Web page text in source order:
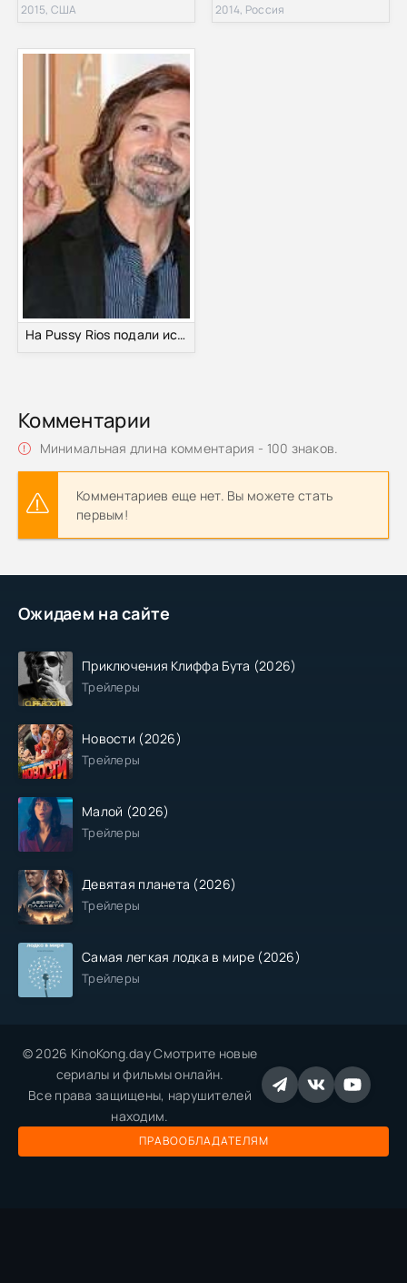
Ожидаем на сайте
Приключения Клиффа Бута (2026)
Трейлеры
Новости (2026)
Трейлеры
Малой (2026)
Трейлеры
Девятая планета (2026)
Трейлеры
Самая легкая лодка в мире (2026)
Трейлеры
2015, США 2014, Россия
На Pussy Rios подали исковое заявление в суд
Комментарии
Минимальная длина комментария - 100 знаков.
Комментариев еще нет. Вы можете стать
первым!
© 2026 KinoKong.day Смотрите новые
сериалы и фильмы онлайн.
Все права защищены, нарушителей
находим.
ПРАВООБЛАДАТЕЛЯМ